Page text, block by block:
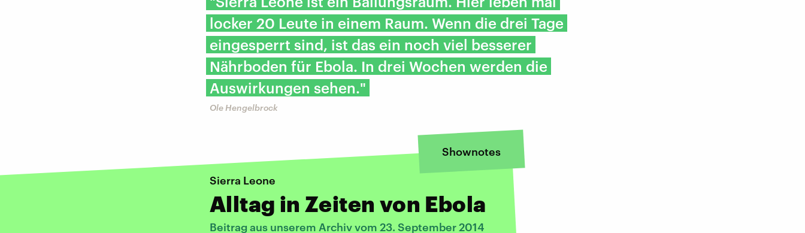
locker 20 Leute in einem Raum. Wenn die drei Tage
eingesperrt sind, ist das ein noch viel besserer
Nährboden für Ebola. In drei Wochen werden die
Auswirkungen sehen."
Ole Hengelbrock
Shownotes
Sierra Leone
Alltag in Zeiten von Ebola
Beitrag aus unserem Archiv vom 23. September 2014